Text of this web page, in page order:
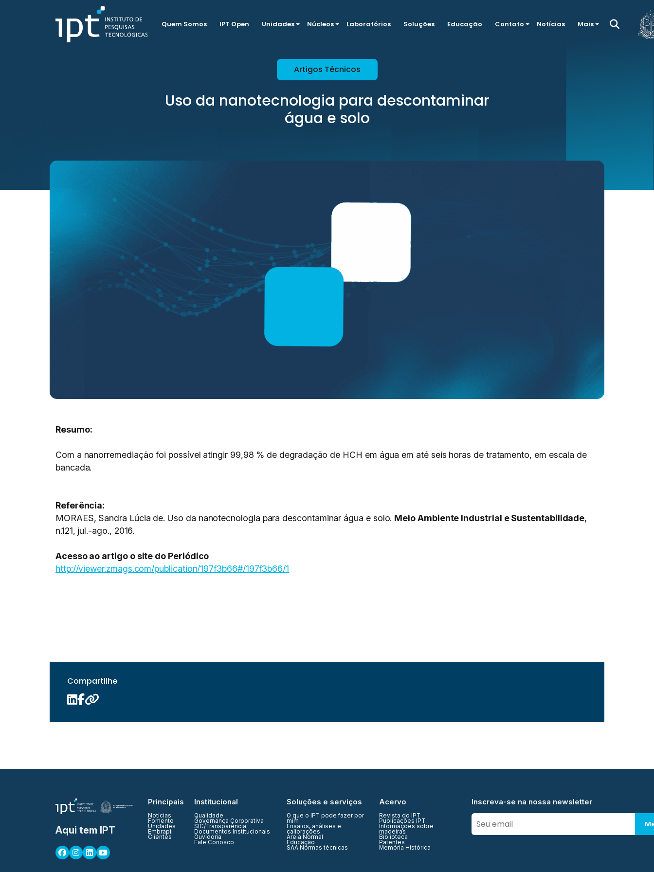
Quem Somos IPT Open Unidades Núcleos Laboratórios Soluções Educação Contato Notícias Mais
Artigos Técnicos
Uso da nanotecnologia para descontaminar
água e solo
Resumo:
Com a nanorremediação foi possível atingir 99,98 % de degradação de HCH em água em até seis horas de tratamento, em escala de
bancada.
Referência:
MORAES, Sandra Lúcia de. Uso da nanotecnologia para descontaminar água e solo. Meio Ambiente Industrial e Sustentabilidade,
n.121, jul.-ago., 2016.
Acesso ao artigo o site do Periódico
http://viewer.zmags.com/publication/197f3b66#/197f3b66/1
Compartilhe
Aqui tem IPT
Principais
Notícias
Fomento
Unidades
Embrapii
Clientes
Institucional
Qualidade
Governança Corporativa
SIC/Transparência
Documentos Institucionais
Ouvidoria
Fale Conosco
Soluções e serviços
O que o IPT pode fazer por
mim
Ensaios, análises e
calibrações
Areia Normal
Educação
SAA Normas técnicas
Acervo
Revista do IPT
Publicações IPT
Informações sobre
madeiras
Biblioteca
Patentes
Memória Histórica
Inscreva-se na nossa newsletter